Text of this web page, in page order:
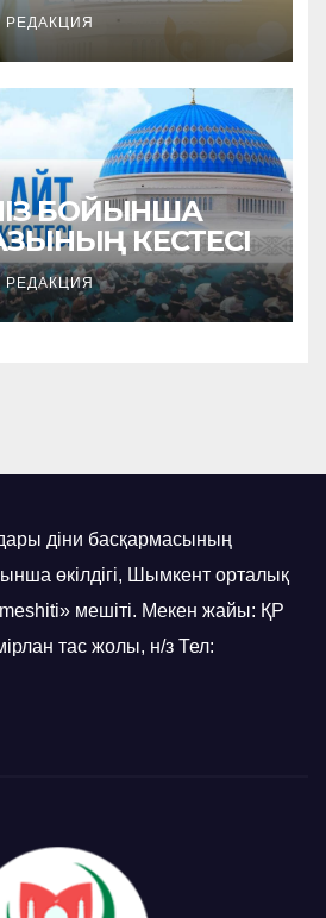
РЕДАКЦИЯ
БОЙЫНША
КЕСТЕСІ
РЕДАКЦИЯ
діни басқармасының
өкілдігі, Шымкент орталық
мешіті. Мекен жайы: ҚР
тас жолы, н/з Тел: